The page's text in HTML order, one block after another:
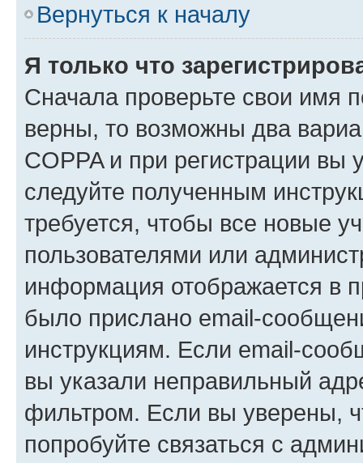
Вернуться к началу
Я только что
Сначала проверьте свои имя
верны, то возможны два
COPPA и при регистрации вы
следуйте полученным
требуется, чтобы все новые
пользователями или
информация отображается в
было прислано email-
инструкциям. Если email-
вы указали неправильный
фильтром. Если вы уверены,
попробуйте связаться с